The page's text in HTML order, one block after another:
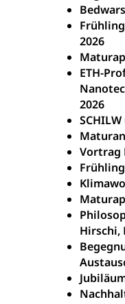
2026
ETH-
2026
Vortrag
Hirschi,